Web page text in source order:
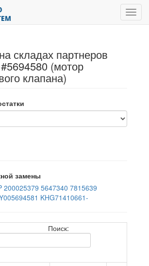
складах партнеров
(мотор
клапана)
замены
200025379 5647340 7815639
KHG71410661-
Поиск: